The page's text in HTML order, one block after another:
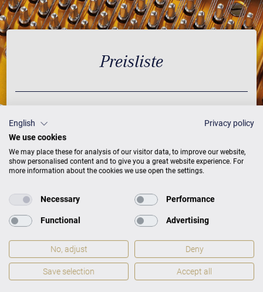
Preisliste
Schwarz mit Messing 24.500 €
individualisierbar in 200
32.900 €
Weiß mit Messing
Schwarz mit Messing und
VARIO duet
Nussbaum mit Messing 29.900 €
English
Privacy policy
We use cookies
We may place these for analysis of our visitor data, to improve our website,
show personalised content and to give you a great website experience. For
more information about the cookies we use open the settings.
Necessary Performance
Functional Advertising
No, adjust Deny
Save selection Accept all